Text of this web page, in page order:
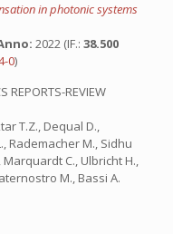
in photonic systems
2022 (IF.: 38.500
0)
REPORTS-REVIEW
T.Z., Dequal D.,
Rademacher M., Sidhu
Marquardt C., Ulbricht H.,
M., Bassi A.